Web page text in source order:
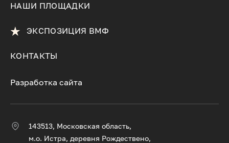
143513, Московская область,
м.о. Истра, деревня Рождествено,
НАШИ ПЛОЩАДКИ
ЭКСПОЗИЦИЯ ВМФ
КОНТАКТЫ
Разработка сайта